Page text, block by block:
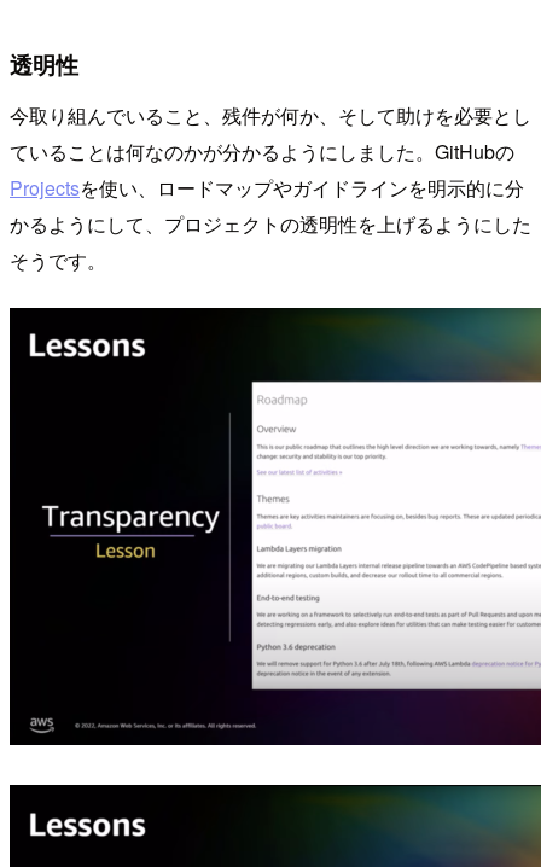
透明性
今取り組んでいること、残件が何か、そして助けを必要とし
ていることは何なのかが分かるようにしました。GitHubの
Projectsを使い、ロードマップやガイドラインを明示的に分
かるようにして、プロジェクトの透明性を上げるようにした
そうです。